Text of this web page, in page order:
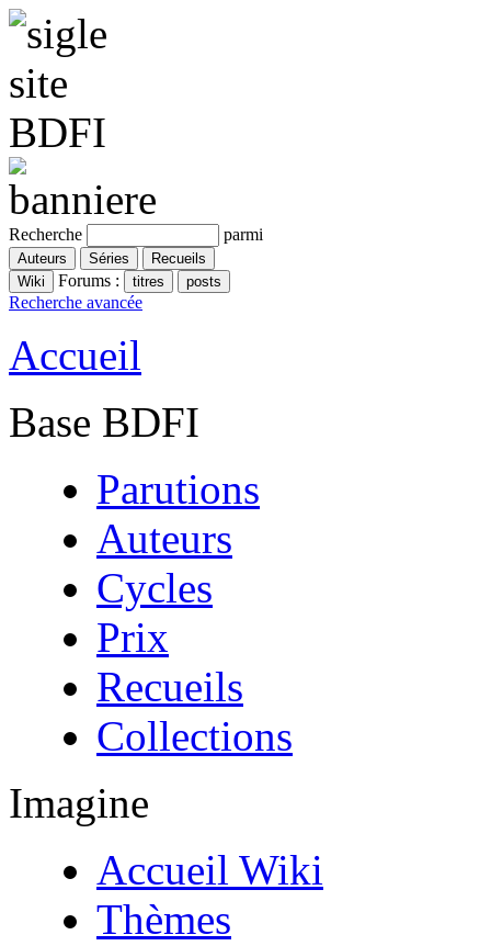
Recherche parmi
Forums :
Recherche avancée
Accueil
Base BDFI
Parutions
Auteurs
Cycles
Prix
Recueils
Collections
Imagine
Accueil Wiki
Thèmes